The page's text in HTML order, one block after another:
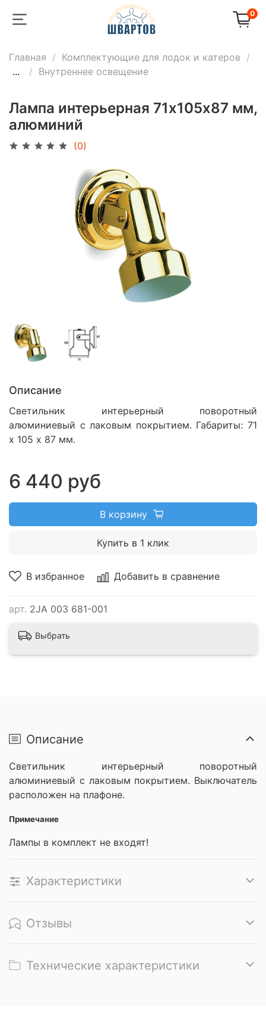
0
Главная
Комплектующие для лодок и катеров
...
Внутреннее освещение
Лампа интерьерная 71х105х87 мм,
алюминий
(0)
В избранное Добавить в сравнение
арт. 2JA 003 681-001
Описание
Светильник интерьерный поворотный
алюминиевый с лаковым покрытием. Габариты:71
х 105 х 87 мм.
6 440 руб
В корзину
Купить в 1 клик
Выбрать
Описание
Светильник интерьерный поворотный
алюминиевый с лаковым покрытием. Выключатель
расположен на плафоне.
Примечание
Лампы в комплект не входят!
Характеристики
Отзывы
Технические характеристики